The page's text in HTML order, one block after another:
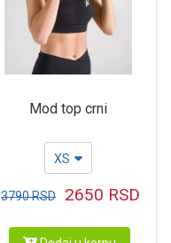
Mod top crni
XS
3790RSD 2650 RSD